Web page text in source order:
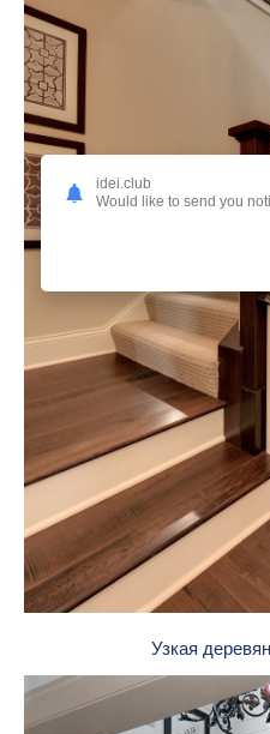
Узкая
idei.club
Would like to send you